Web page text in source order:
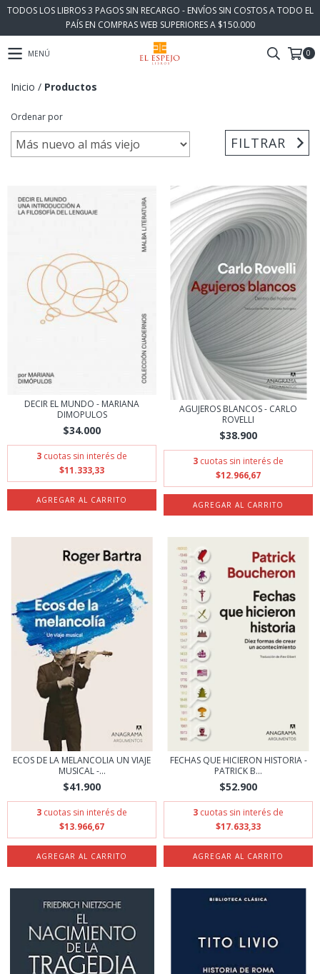
TODOS LOS LIBROS 3 PAGOS SIN RECARGO - ENVÍOS SIN COSTOS A TODO EL
PAÍS EN COMPRAS WEB SUPERIORES A $150.000
MENÚ 0
Inicio / Productos
Ordenar por
FILTRAR
DECIR EL MUNDO - MARIANA
DIMOPULOS
$34.000
3 cuotas sin interés de
$11.333,33
AGUJEROS BLANCOS - CARLO
ROVELLI
$38.900
3 cuotas sin interés de
$12.966,67
ECOS DE LA MELANCOLIA UN VIAJE
MUSICAL -...
$41.900
3 cuotas sin interés de
$13.966,67
FECHAS QUE HICIERON HISTORIA -
PATRICK B...
$52.900
3 cuotas sin interés de
$17.633,33